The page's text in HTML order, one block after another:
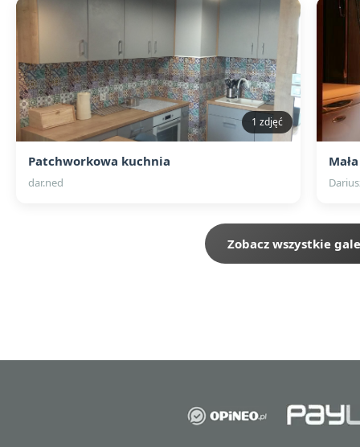
1 zdjęć
Patchworkowa kuchnia
dar.ned
Zobacz wszystkie